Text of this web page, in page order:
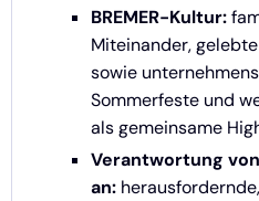
BREMER-Kultur:
Miteinander,
sowie
Sommerfeste und
als gemeinsame
Verantwortung
an: